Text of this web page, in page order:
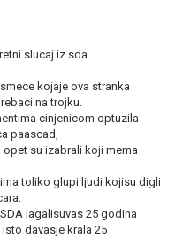
slucaj iz sda
kojaje ova stranka
na trojku.
cinjenicom optuzila
paascad,
su izabrali koji mema
toliko glupi ljudi kojisu digli
lagalisuvas 25 godina
davasje krala 25